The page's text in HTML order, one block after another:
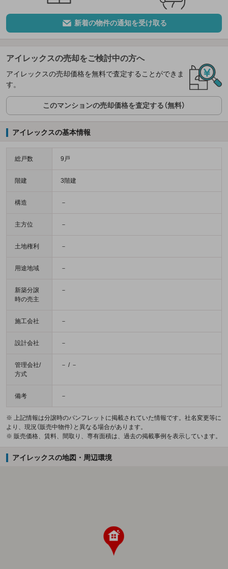
新着の物件の通知を受け取る
アイレックスの売却をご検討中の方へ
アイレックスの売却価格を無料で査定することができま
す。
このマンションの売却価格を査定する（無料）
アイレックスの基本情報
総戸数 9戸
階建 3階建
構造 －
主方位 －
土地権利 －
用途地域 －
新築分譲
時の売主
－
施工会社 －
設計会社 －
管理会社/
方式
－ / －
備考 －
※ 上記情報は分譲時のパンフレットに掲載されていた情報です。社名変更等に
より、現況（販売中物件）と異なる場合があります。
※ 販売価格、賃料、間取り、専有面積は、過去の掲載事例を表示しています。
アイレックスの地図・周辺環境